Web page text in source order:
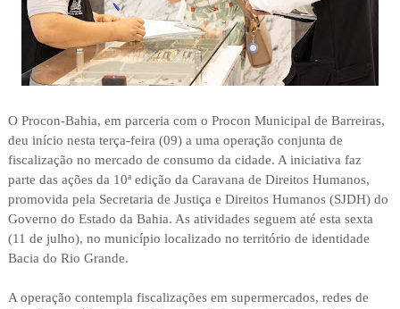
O Procon-Bahia, em parceria com o Procon Municipal de Barreiras,
deu início nesta terça-feira (09) a uma operação conjunta de
fiscalização no mercado de consumo da cidade. A iniciativa faz
parte das ações da 10ª edição da Caravana de Direitos Humanos,
promovida pela Secretaria de Justiça e Direitos Humanos (SJDH) do
Governo do Estado da Bahia. As atividades seguem até esta sexta
(11 de julho), no município localizado no território de identidade
Bacia do Rio Grande.
A operação contempla fiscalizações em supermercados, redes de